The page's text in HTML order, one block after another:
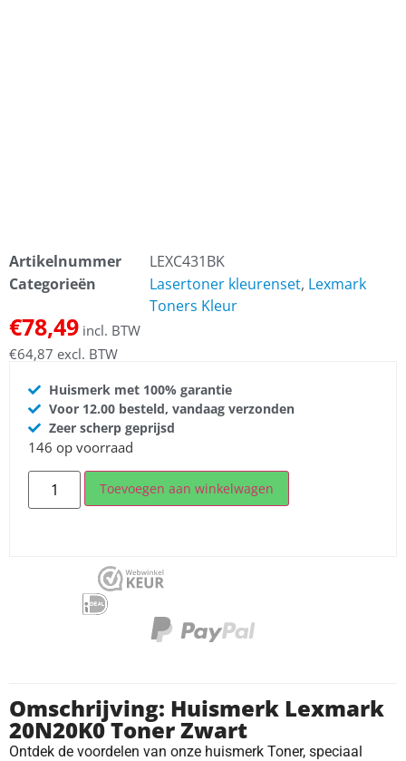
Artikelnummer
LEXC431BK
Categorieën
Lasertoner kleurenset, Lexmark
Toners Kleur
€78,49 incl. BTW
€64,87 excl. BTW
Huismerk met 100% garantie
Voor 12.00 besteld, vandaag verzonden
Zeer scherp geprijsd
146 op voorraad
Toevoegen aan winkelwagen
Omschrijving: Huismerk Lexmark
20N20K0 Toner Zwart
Ontdek de voordelen van onze huismerk Toner, speciaal